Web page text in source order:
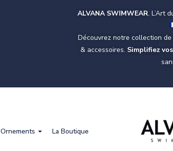
ALVANA SWIMWEAR, L’Art
Découvrez notre collection
& accessoires. Simplifiez
Ornements La Boutique